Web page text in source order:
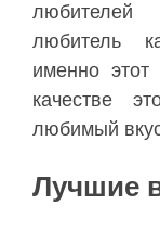
любителей
любитель
именно
качестве
любимый
Лучшие